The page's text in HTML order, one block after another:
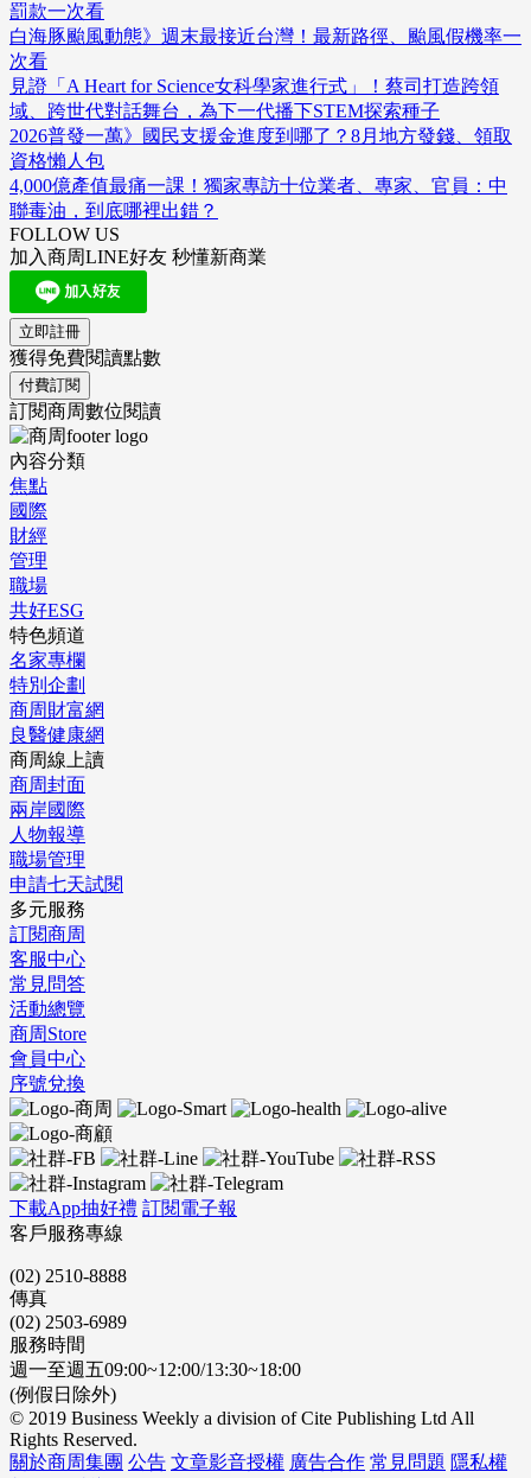
罰款一次看
白海豚颱風動態》週末最接近台灣！最新路徑、颱風假機率一
次看
見證「A Heart for Science女科學家進行式」！蔡司打造跨領
域、跨世代對話舞台，為下一代播下STEM探索種子
2026普發一萬》國民支援金進度到哪了？8月地方發錢、領取
資格懶人包
4,000億產值最痛一課！獨家專訪十位業者、專家、官員：中
聯毒油，到底哪裡出錯？
FOLLOW US
加入商周LINE好友 秒懂新商業
立即註冊
獲得免費閱讀點數
付費訂閱
訂閱商周數位閱讀
內容分類
焦點
國際
財經
管理
職場
共好ESG
特色頻道
名家專欄
特別企劃
商周財富網
良醫健康網
商周線上讀
商周封面
兩岸國際
人物報導
職場管理
申請七天試閱
多元服務
訂閱商周
客服中心
常見問答
活動總覽
商周Store
會員中心
序號兌換
下載App抽好禮 訂閱電子報
客戶服務專線
(02) 2510-8888
傳真
(02) 2503-6989
服務時間
週一至週五09:00~12:00/13:30~18:00
(例假日除外)
© 2019 Business Weekly a division of Cite Publishing Ltd All
Rights Reserved.
關於商周集團 公告 文章影音授權 廣告合作 常見問題 隱私權